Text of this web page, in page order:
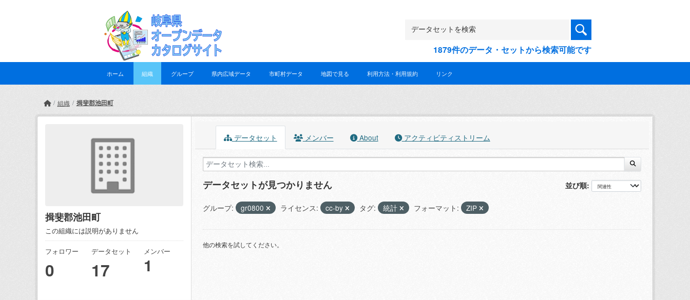
1879件のデータ・セットから検索可能です
ホーム 組織 グループ 県内広域データ 市町村データ 地図で見る 利用方法・利用規約 リンク
組織 揖斐郡池田町
揖斐郡池田町
この組織には説明がありません
フォロワー
0
データセット
17
メンバー
1
データセット メンバー About アクティビティストリーム
並び順
データセットが見つかりません
グループ: gr0800 ライセンス: cc-by タグ: 統計 フォーマット: ZIP
他の検索を試してください。